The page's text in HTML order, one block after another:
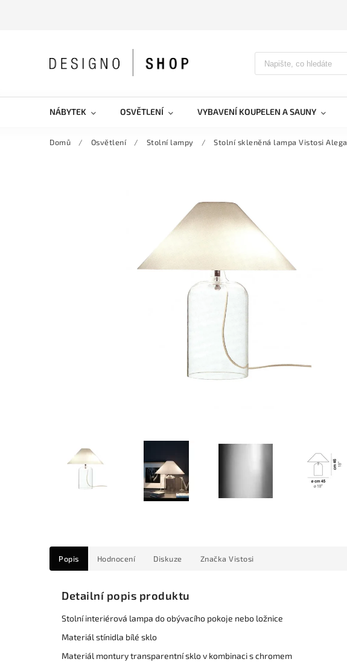
NÁBYTEK OSVĚTLENÍ VYBAVENÍ KOUPELEN A SAUNY
Domů / Osvětlení / Stolní lampy / Stolní skleněná lampa Vistosi Alega
Popis Hodnocení Diskuze Značka Vistosi
Detailní popis produktu
Stolní interiérová lampa do obývacího pokoje nebo ložnice
Materiál stínidla bílé sklo
Materiál montury transparentní sklo v kombinaci s chromem